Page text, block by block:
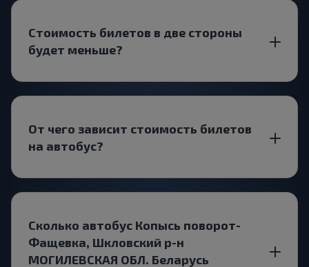
Стоимость билетов в две стороны
будет меньше?
От чего зависит стоимость билетов
на автобус?
Сколько автобус Копысь поворот-
Фащевка, Шкловский р-н
МОГИЛЕВСКАЯ ОБЛ. Беларусь